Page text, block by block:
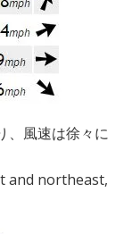
、風速は徐々に
and northeast,